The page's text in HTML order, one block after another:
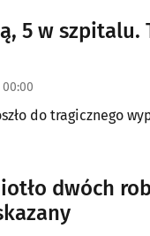
5 w szpitalu.
00:00
do tragicznego
dwóch